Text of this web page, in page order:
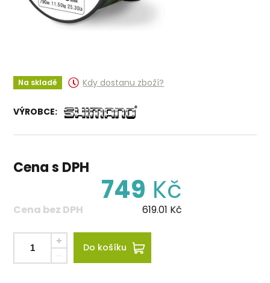
Na skladě Kdy dostanu zboží?
VÝROBCE:
Cena s DPH
749 Kč
Cena bez DPH 619.01 Kč
Do košíku